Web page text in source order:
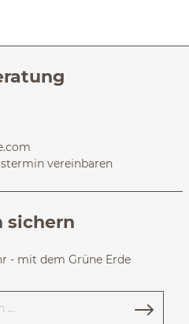
vereinbaren
sichern
- mit dem Grüne Erde